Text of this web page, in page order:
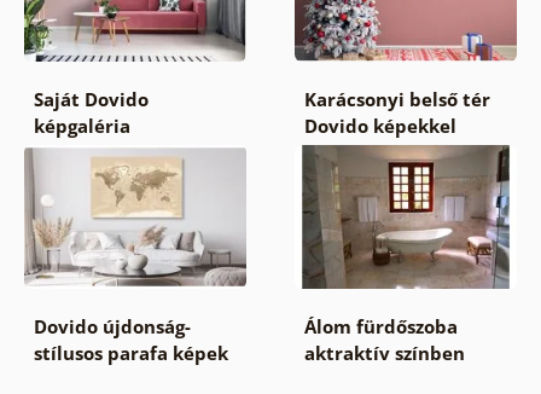
Saját Dovido
képgaléria
Karácsonyi belső tér
Dovido képekkel
Dovido újdonság-
stílusos parafa képek
Álom fürdőszoba
aktraktív színben